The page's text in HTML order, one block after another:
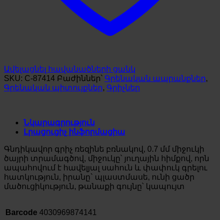
Ավելացնել հավանածների ցանկ
SKU: C-87414 Բաժիններ՝ Գրենական ապրանքներ,
Գրենական պիտույքներ, Գրիչներ
Նկարագրություն
Լրացուցիչ ինֆորմացիա
Գնդիկավոր գրիչ ռեզինե բռնակով, 0.7 մմ միջուկի
ծայրի տրամագծով, միջուկը՝ յուղային հիմքով, որն
ապահովում է հավելյալ սահուն և փափուկ գրելու
հատկություն, իրանը` պլաստմասե, ունի ցածր
մածուցիկություն, թանաքի գույնը՝ կապույտ
Barcode 4030969874141